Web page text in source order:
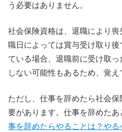
う必要はありません。
社会保険資格は、退職により
職日によっては賞与受け取り
ている場合、退職前に受け取
しない可能性もあるため、覚え
ただし、仕事を辞めたら社会
要があります。仕事を辞めたあ
事を辞めたらやることは？や